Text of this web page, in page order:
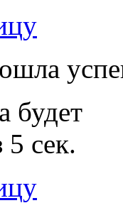
будет
5 сек.